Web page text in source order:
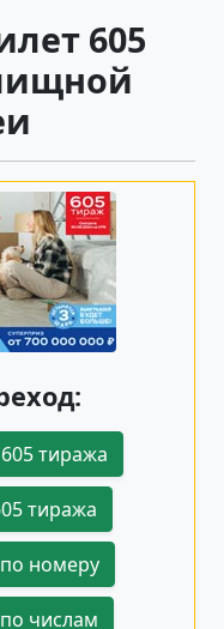
605
тиража
тиража
номеру
числам